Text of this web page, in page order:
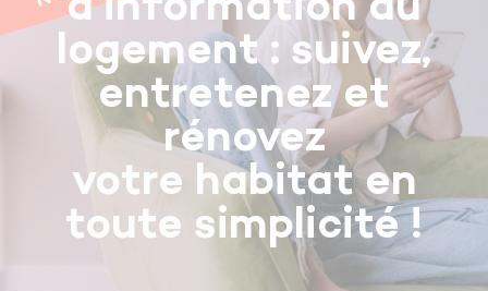
logement : suivez,
entretenez et
rénovez
votre habitat en
toute simplicité !